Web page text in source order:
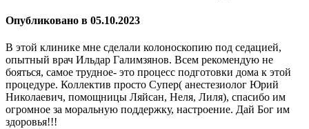
Опубликовано в 05.10.2023
В этой клинике мне сделали колоноскопию под седацией,
опытный врач Ильдар Галимзянов. Всем рекомендую не
бояться, самое трудное- это процесс подготовки дома к этой
процедуре. Коллектив просто Супер( анестезиолог Юрий
Николаевич, помощницы Ляйсан, Неля, Лиля), спасибо им
огромное за моральную поддержку, настроение. Дай Бог им
здоровья!!!